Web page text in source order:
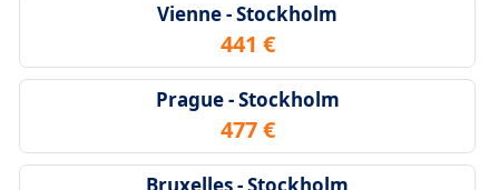
Vienne - Stockholm
441 €
Prague - Stockholm
477 €